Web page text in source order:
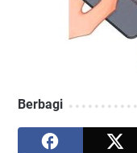
Berbagi